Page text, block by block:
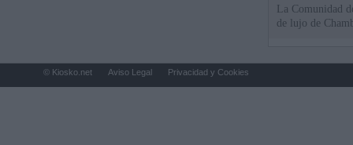
La Comunidad
de lujo de
© Kiosko.net Aviso Legal Privacidad y Cookies